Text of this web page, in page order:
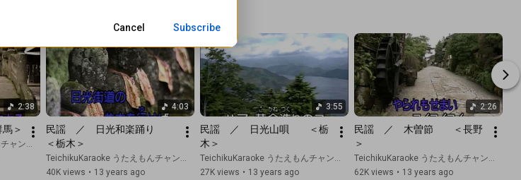
2:38
＞
ンネル
4:03
民謡　／　日光和楽踊り
＜栃木＞
TeichikuKaraoke うたえもんチャンネル
40K views • 13 years ago
3:55
民謡　／　日光山唄　　＜栃
木＞
TeichikuKaraoke うたえもんチャンネル
27K views • 13 years ago
2:26
民謡　／　木曽節　　＜長野
＞
TeichikuKaraoke うたえもんチャンネル
62K views • 13 years ago
Cancel Subscribe